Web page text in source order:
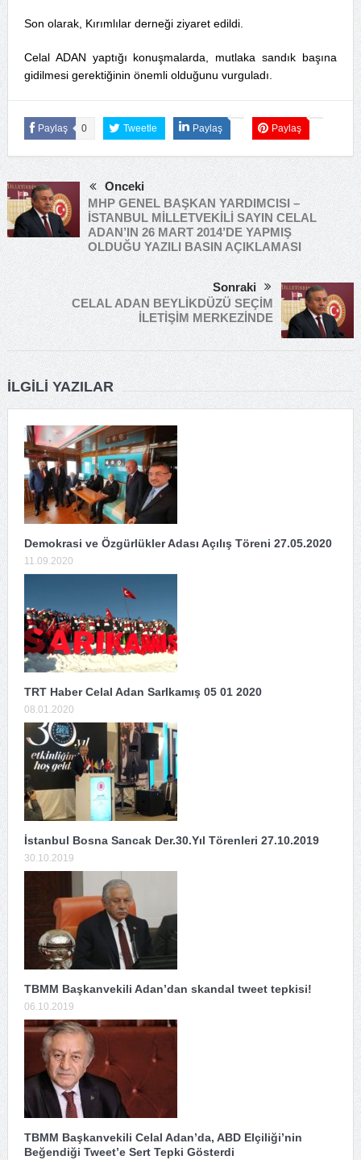
Son olarak, Kırımlılar derneği ziyaret edildi.
Celal ADAN yaptığı konuşmalarda, mutlaka sandık başına
gidilmesi gerektiğinin önemli olduğunu vurguladı.
Paylaş 0 Tweetle Paylaş Paylaş
Önceki
MHP GENEL BAŞKAN YARDIMCISI –
İSTANBUL MİLLETVEKİLİ SAYIN CELAL
ADAN’IN 26 MART 2014’DE YAPMIŞ
OLDUĞU YAZILI BASIN AÇIKLAMASI
Sonraki
CELAL ADAN BEYLİKDÜZÜ SEÇİM
İLETİŞİM MERKEZİNDE
İLGILI YAZILAR
Demokrasi ve Özgürlükler Adası Açılış Töreni 27.05.2020
11.09.2020
TRT Haber Celal Adan SarIkamış 05 01 2020
08.01.2020
İstanbul Bosna Sancak Der.30.Yıl Törenleri 27.10.2019
30.10.2019
TBMM Başkanvekili Adan’dan skandal tweet tepkisi!
06.10.2019
TBMM Başkanvekili Celal Adan’da, ABD Elçiliği’nin
Beğendiği Tweet’e Sert Tepki Gösterdi